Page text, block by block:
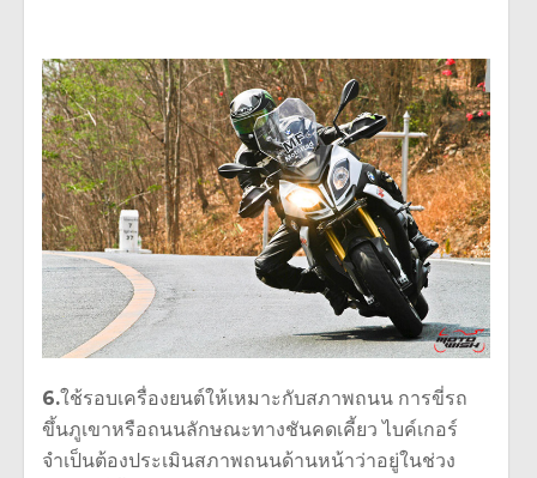
6.ใช้รอบเครื่องยนต์ให้เหมาะกับสภาพถนน การขี่รถ
ขึ้นภูเขาหรือถนนลักษณะทางชันคดเคี้ยว ไบค์เกอร์
จำเป็นต้องประเมินสภาพถนนด้านหน้าว่าอยู่ในช่วง